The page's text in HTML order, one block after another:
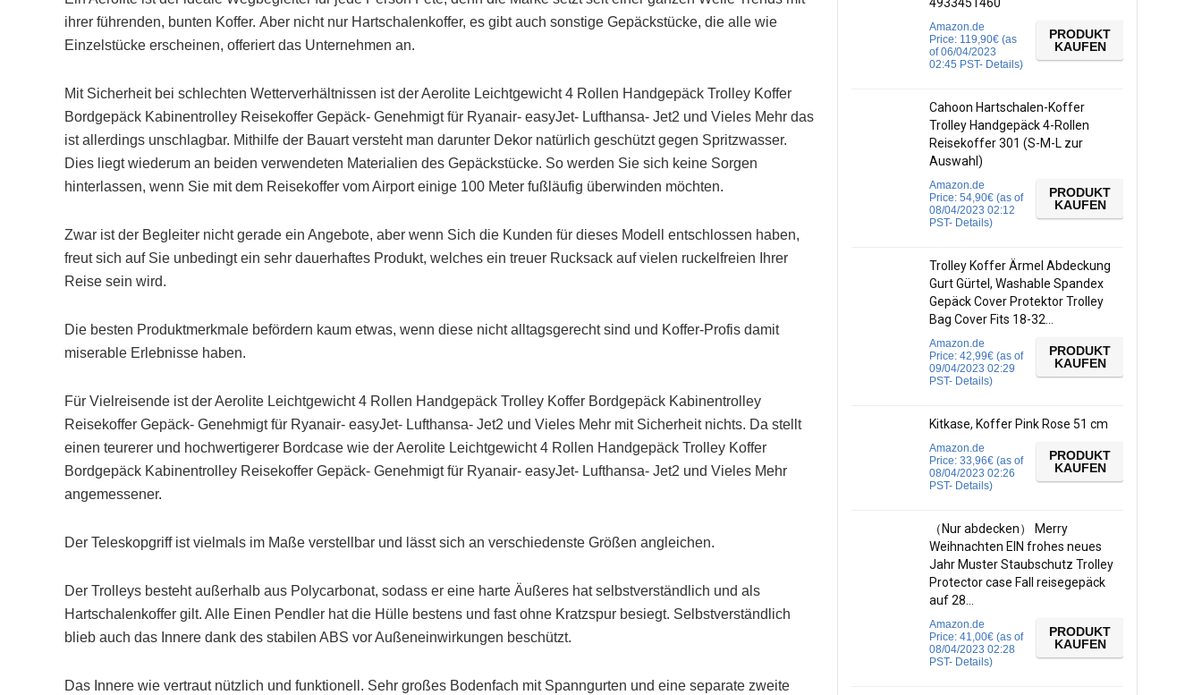
ihrer führenden, bunten Koffer. Aber nicht nur Hartschalenkoffer, es gibt auch sonstige Gepäckstücke, die alle wie
Einzelstücke erscheinen, offeriert das Unternehmen an.
Mit Sicherheit bei schlechten Wetterverhältnissen ist der Aerolite Leichtgewicht 4 Rollen Handgepäck Trolley Koffer
Bordgepäck Kabinentrolley Reisekoffer Gepäck- Genehmigt für Ryanair- easyJet- Lufthansa- Jet2 und Vieles Mehr das
ist allerdings unschlagbar. Mithilfe der Bauart versteht man darunter Dekor natürlich geschützt gegen Spritzwasser.
Dies liegt wiederum an beiden verwendeten Materialien des Gepäckstücke. So werden Sie sich keine Sorgen
hinterlassen, wenn Sie mit dem Reisekoffer vom Airport einige 100 Meter fußläufig überwinden möchten.
Zwar ist der Begleiter nicht gerade ein Angebote, aber wenn Sich die Kunden für dieses Modell entschlossen haben,
freut sich auf Sie unbedingt ein sehr dauerhaftes Produkt, welches ein treuer Rucksack auf vielen ruckelfreien Ihrer
Reise sein wird.
Die besten Produktmerkmale befördern kaum etwas, wenn diese nicht alltagsgerecht sind und Koffer-Profis damit
miserable Erlebnisse haben.
Für Vielreisende ist der Aerolite Leichtgewicht 4 Rollen Handgepäck Trolley Koffer Bordgepäck Kabinentrolley
Reisekoffer Gepäck- Genehmigt für Ryanair- easyJet- Lufthansa- Jet2 und Vieles Mehr mit Sicherheit nichts. Da stellt
einen teurerer und hochwertigerer Bordcase wie der Aerolite Leichtgewicht 4 Rollen Handgepäck Trolley Koffer
Bordgepäck Kabinentrolley Reisekoffer Gepäck- Genehmigt für Ryanair- easyJet- Lufthansa- Jet2 und Vieles Mehr
angemessener.
Der Teleskopgriff ist vielmals im Maße verstellbar und lässt sich an verschiedenste Größen angleichen.
Der Trolleys besteht außerhalb aus Polycarbonat, sodass er eine harte Äußeres hat selbstverständlich und als
Hartschalenkoffer gilt. Alle Einen Pendler hat die Hülle bestens und fast ohne Kratzspur besiegt. Selbstverständlich
blieb auch das Innere dank des stabilen ABS vor Außeneinwirkungen beschützt.
Das Innere wie vertraut nützlich und funktionell. Sehr großes Bodenfach mit Spanngurten und eine separate zweite
Amazon.de
Price: 119,90€ (as
of 06/04/2023
02:45 PST- Details)
PRODUKT
KAUFEN
Cahoon Hartschalen-Koffer
Trolley Handgepäck 4-Rollen
Reisekoffer 301 (S-M-L zur
Auswahl)
Amazon.de
Price: 54,90€ (as of
08/04/2023 02:12
PST- Details)
PRODUKT
KAUFEN
Trolley Koffer Ärmel Abdeckung
Gurt Gürtel, Washable Spandex
Gepäck Cover Protektor Trolley
Bag Cover Fits 18-32…
Amazon.de
Price: 42,99€ (as of
09/04/2023 02:29
PST- Details)
PRODUKT
KAUFEN
Kitkase, Koffer Pink Rose 51 cm
Amazon.de
Price: 33,96€ (as of
08/04/2023 02:26
PST- Details)
PRODUKT
KAUFEN
（Nur abdecken） Merry
Weihnachten EIN frohes neues
Jahr Muster Staubschutz Trolley
Protector case Fall reisegepäck
auf 28…
Amazon.de
Price: 41,00€ (as of
08/04/2023 02:28
PST- Details)
PRODUKT
KAUFEN